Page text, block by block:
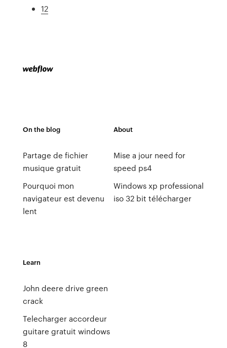
12
On the blog
Partage de fichier
musique gratuit
Pourquoi mon
navigateur est devenu
lent
About
Mise a jour need for
speed ps4
Windows xp professional
iso 32 bit télécharger
Learn
John deere drive green
crack
Telecharger accordeur
guitare gratuit windows
8